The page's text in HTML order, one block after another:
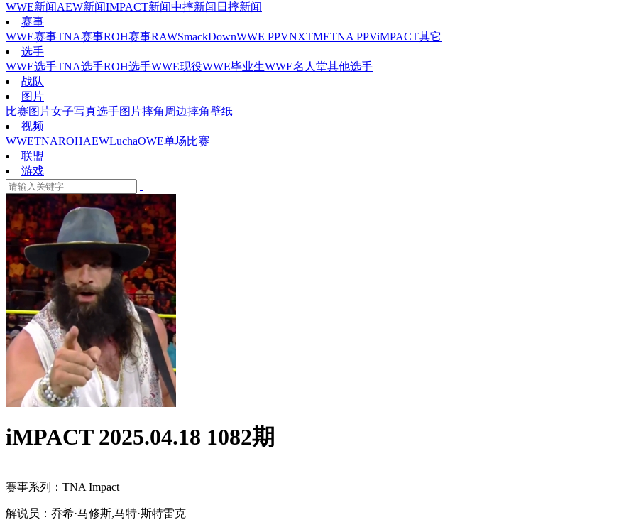
WWE新闻AEW新闻IMPACT新闻中摔新闻 日摔新闻
赛事
WWE赛事TNA赛事ROH赛事RAWSmackDownWWE PPVNXTMETNA PPViMPACT其它
选手
WWE选手TNA选手ROH选手WWE现役WWE毕业生WWE名人堂其他选手
战队
图片
比赛图片女子写真选手图片摔角周边摔角壁纸
视频
WWETNAROHAEWLuchaOWE单场比赛
联盟
游戏
iMPACT 2025.04.18 1082期
赛事系列： TNA Impact
解说员： 乔希·马修斯,马特·斯特雷克